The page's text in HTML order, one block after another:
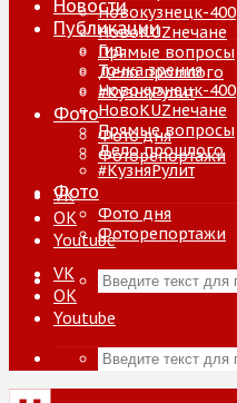
Новокузнецк-400
НовоKUZнечане
Прямые вопросы
Дело прошлого
#КузняРулит
Фото
Фото дня
Фоторепортажи
VK
ОК
Youtube
Новости
Публикации
Гид
Точка зрения
Новокузнецк-400
НовоKUZнечане
Прямые вопросы
Дело прошлого
#КузняРулит
Фото
Фото дня
Фоторепортажи
VK
ОК
Youtube